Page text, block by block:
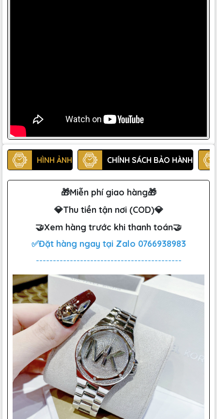
HÌNH ẢNH CHÍNH SÁCH BẢO HÀNH
🎁Miễn phí giao hàng🎁
💎Thu tiền tận nơi (COD)💎
🤝Xem hàng trước khi thanh toán🤝
✅Đặt hàng ngay tại Zalo 0766938983
-------------------------------------------